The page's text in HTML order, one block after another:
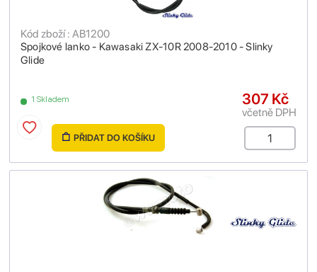
Spojkové lanko - Kawasaki ZX-10R 2008-2010 - Slinky
Glide
Kód zboží : AB1200
1 Skladem 307 Kč
včetně DPH
PŘIDAT DO KOŠÍKU